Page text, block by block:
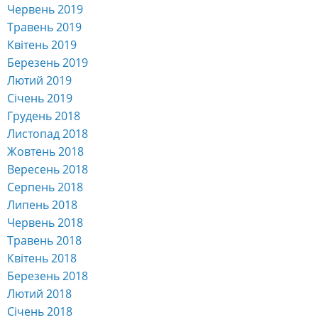
Червень 2019
Травень 2019
Квітень 2019
Березень 2019
Лютий 2019
Січень 2019
Грудень 2018
Листопад 2018
Жовтень 2018
Вересень 2018
Серпень 2018
Липень 2018
Червень 2018
Травень 2018
Квітень 2018
Березень 2018
Лютий 2018
Січень 2018